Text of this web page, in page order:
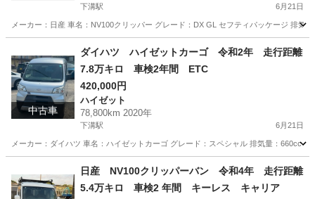
下溝駅 6月21日
メーカー：日産 車名：NV100クリッパー グレード：DX GL セフティパッケージ 排
相模原市 その他 走行距離
中古車
ダイハツ ハイゼットカーゴ 令和2年 走行距離
7.8万キロ 車検2年間 ETC
420,000円
ハイゼット
78,800km 2020年
下溝駅 6月21日
メーカー：ダイハツ 車名：ハイゼットカーゴ グレード：スペシャル 排気量：660cc
相模原市 ハイゼット 走行距離
日産 NV100クリッパーバン 令和4年 走行距離
5.4万キロ 車検2 年間 キーレス キャリア